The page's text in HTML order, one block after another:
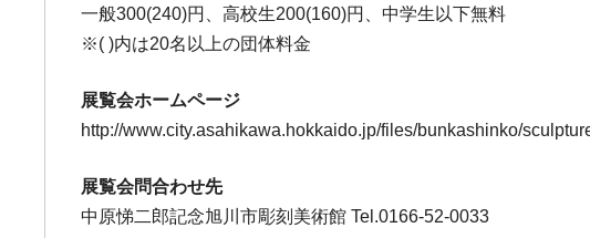
一般300(240)円、高校生200(160)円、中学生以下無料
※( )内は20名以上の団体料金
展覧会ホームページ
http://www.city.asahikawa.hokkaido.jp/files/bunkashinko/
展覧会問合わせ先
中原悌二郎記念旭川市彫刻美術館 Tel.0166-52-0033